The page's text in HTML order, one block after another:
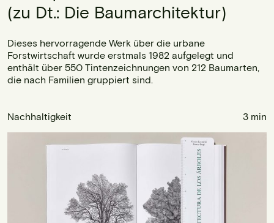
(zu Dt.: Die Baumarchitektur)
Dieses hervorragende Werk über die urbane
Forstwirtschaft wurde erstmals 1982 aufgelegt und
enthält über 550 Tintenzeichnungen von 212 Baumarten,
die nach Familien gruppiert sind.
Nachhaltigkeit 3 min